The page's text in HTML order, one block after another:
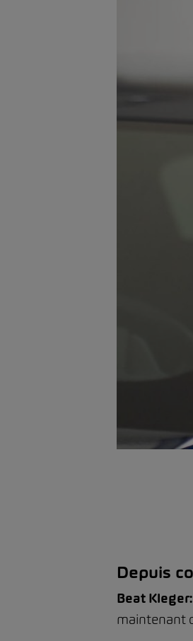
Depuis
Beat Kleger:
maintenant